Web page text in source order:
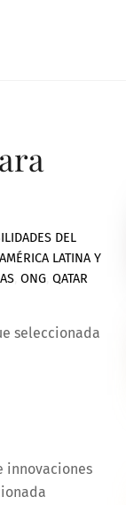
DEL
LATINA Y
ONG QATAR
seleccionada
innovaciones